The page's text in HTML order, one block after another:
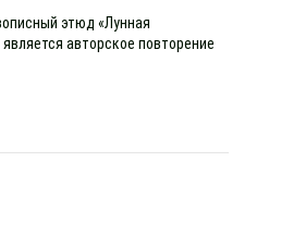
этюд «Лунная
авторское повторение